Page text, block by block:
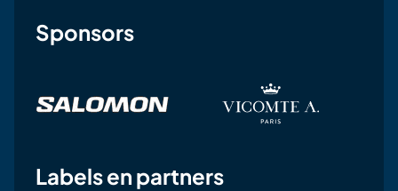
Sponsors
Labels en partners